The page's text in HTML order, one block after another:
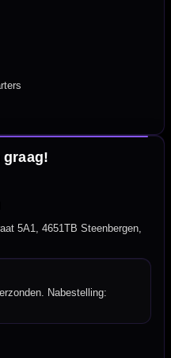
graag!
5A1, 4651TB Steenbergen,
Nabestelling: